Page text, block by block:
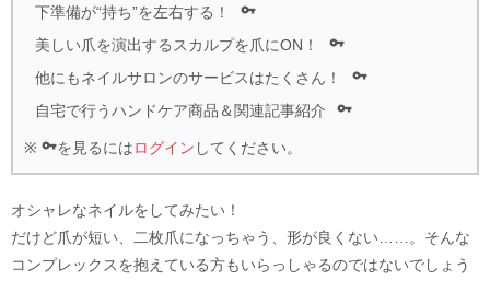
下準備が“持ち”を左右する！ 
美しい爪を演出するスカルプを爪にON！ 
他にもネイルサロンのサービスはたくさん！ 
自宅で行うハンドケア商品＆関連記事紹介 
※ を見るにはログイン してください。
オシャレなネイルをしてみたい！
だけど爪が短い、二枚爪になっちゃう、形が良くない……。そんな
コンプレックスを抱えている方もいらっしゃるのではないでしょう